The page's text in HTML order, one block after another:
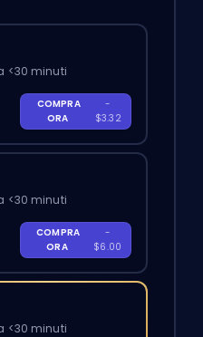
<30 minuti
COMPRA
ORA
-
$3.32
<30 minuti
COMPRA
ORA
-
$6.00
<30 minuti